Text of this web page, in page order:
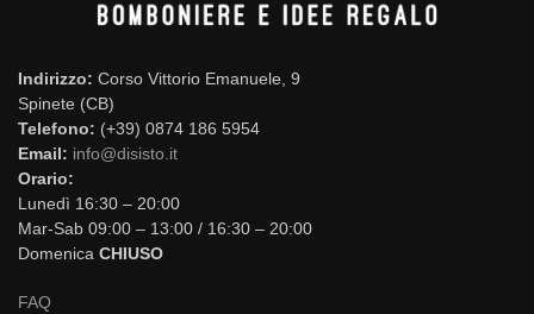
Indirizzo: Corso Vittorio Emanuele, 9
Spinete (CB)
Telefono: (+39) 0874 186 5954
Email: info@disisto.it
Orario:
Lunedì 16:30 – 20:00
Mar-Sab 09:00 – 13:00 / 16:30 – 20:00
Domenica CHIUSO
FAQ